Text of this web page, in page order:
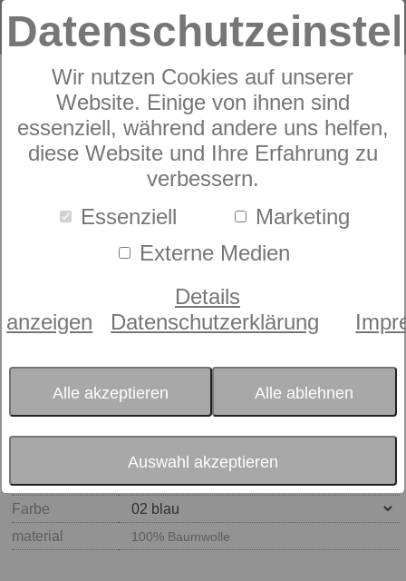
Wir nutzen Cookies auf unserer
Website. Einige von ihnen sind
essenziell, während andere uns helfen,
diese Website und Ihre Erfahrung zu
verbessern.
Essenziell
Marketing
Externe Medien
Details
anzeigen
Datenschutzerklärung
Alle akzeptieren Alle ablehnen
Auswahl akzeptieren
Janine moments
98133
Größe
Farbe
material
100% Baumwolle